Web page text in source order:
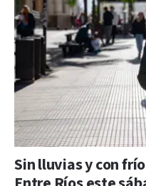
Sin lluvias y con